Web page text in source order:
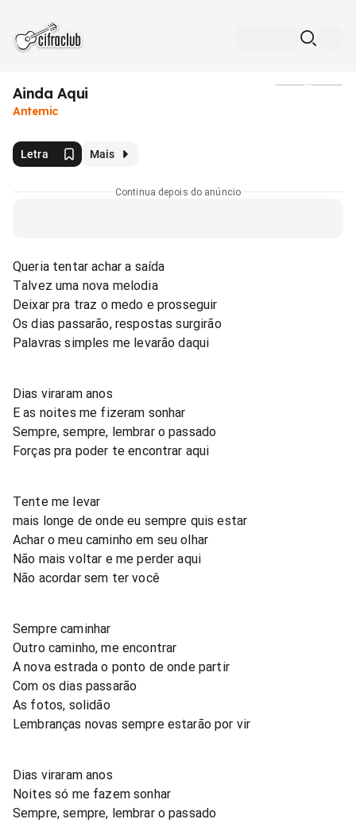
Ainda Aqui
Antemic
Letra Mais
Continua depois do anúncio
Queria tentar achar a saída
Talvez uma nova melodia
Deixar pra traz o medo e prosseguir
Os dias passarão, respostas surgirão
Palavras simples me levarão daqui
Dias viraram anos
E as noites me fizeram sonhar
Sempre, sempre, lembrar o passado
Forças pra poder te encontrar aqui
Tente me levar
mais longe de onde eu sempre quis estar
Achar o meu caminho em seu olhar
Não mais voltar e me perder aqui
Não acordar sem ter você
Sempre caminhar
Outro caminho, me encontrar
A nova estrada o ponto de onde partir
Com os dias passarão
As fotos, solidão
Lembranças novas sempre estarão por vir
Dias viraram anos
Noites só me fazem sonhar
Sempre, sempre, lembrar o passado